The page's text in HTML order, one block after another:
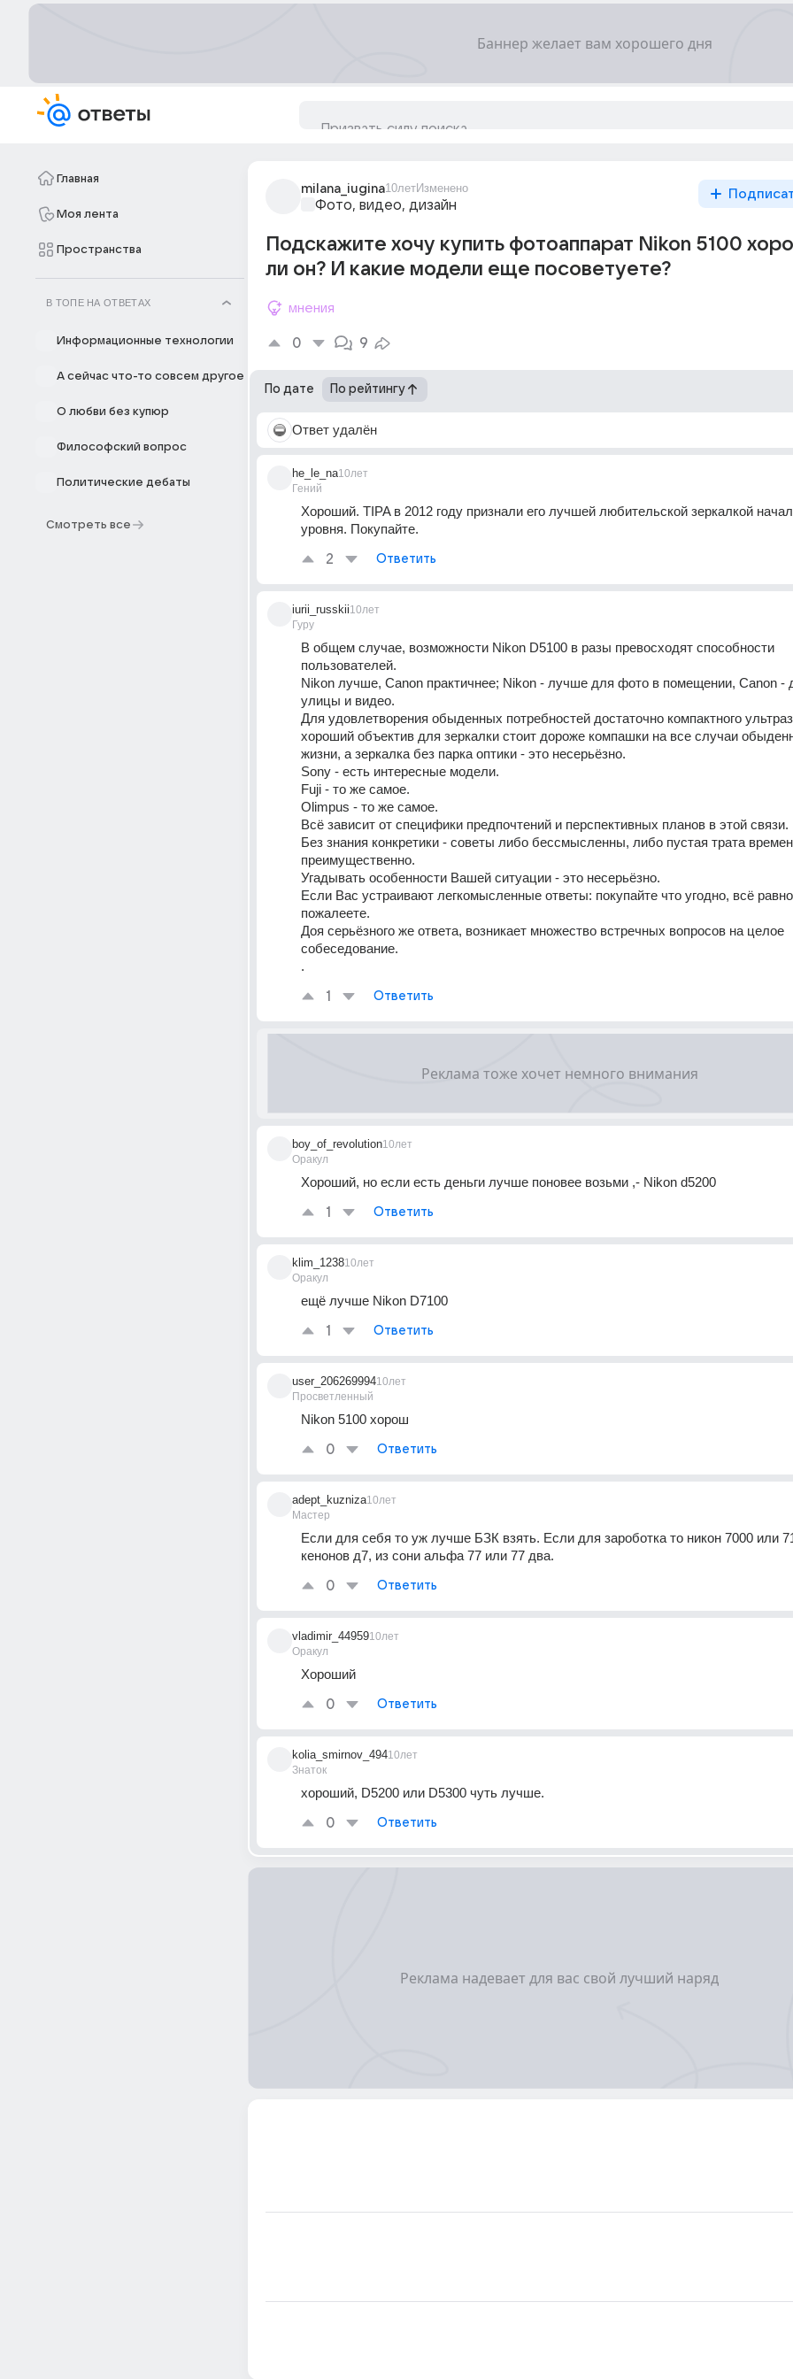
Главная
Моя лента
Пространства
В ТОПЕ НА ОТВЕТАХ
Информационные технологии
А сейчас что-то совсем другое
О любви без купюр
Философский вопрос
Политические дебаты
Смотреть все
milana_iugina10летИзменено
Фото, видео, дизайн
Подскажите хочу купить фотоаппарат Nikon 5100
ли он? И какие модели еще посоветуете?
мнения
0 9
По дате По рейтингу
Ответ удалён
he_le_na
Гений
10лет
Хороший. TIPA в 2012 году признали его лучшей любительской зеркалкой
уровня. Покупайте.
2 Ответить
iurii_russkii
Гуру
10лет
В общем случае, возможности Nikon D5100 в разы превосходят способности
пользователей.
Nikon лучше, Canon практичнее; Nikon - лучше для фото в помещении, Canon -
улицы и видео.
Для удовлетворения обыденных потребностей достаточно компактного
хороший объектив для зеркалки стоит дороже компашки на все случаи
жизни, а зеркалка без парка оптики - это несерьёзно.
Sony - есть интересные модели.
Fuji - то же самое.
Olimpus - то же самое.
Всё зависит от специфики предпочтений и перспективных планов в этой связи.
Без знания конкретики - советы либо бессмысленны, либо пустая трата
преимущественно.
Угадывать особенности Вашей ситуации - это несерьёзно.
Если Вас устраивают легкомысленные ответы: покупайте что угодно, всё
пожалеете.
Доя серьёзного же ответа, возникает множество встречных вопросов на целое
собеседование.
.
1 Ответить
boy_of_revolution
Оракул
10лет
Хороший, но если есть деньги лучше поновее возьми ,- Nikon d5200
1 Ответить
klim_1238
Оракул
10лет
ещё лучше Nikon D7100
1 Ответить
user_206269994
Просветленный
10лет
Nikon 5100 хорош
0 Ответить
adept_kuzniza
Мастер
10лет
Если для себя то уж лучше БЗК взять. Если для зароботка то никон 7000 или
кенонов д7, из сони альфа 77 или 77 два.
0 Ответить
vladimir_44959
Оракул
10лет
Хороший
0 Ответить
kolia_smirnov_494
Знаток
10лет
хороший, D5200 или D5300 чуть лучше.
0 Ответить